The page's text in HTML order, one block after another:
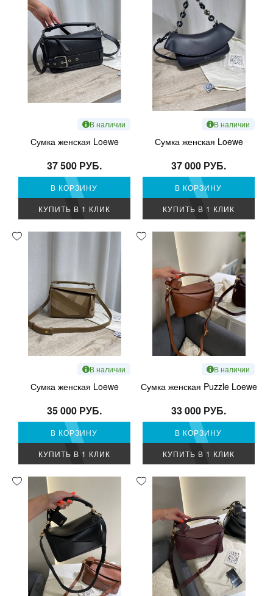
В наличии
Сумка женская Loewe
37 500 РУБ.
В КОРЗИНУ
КУПИТЬ В 1 КЛИК
В наличии
Сумка женская Loewe
37 000 РУБ.
В КОРЗИНУ
КУПИТЬ В 1 КЛИК
В наличии
Сумка женская Loewe
35 000 РУБ.
В КОРЗИНУ
КУПИТЬ В 1 КЛИК
В наличии
Сумка женская Puzzle Loewe
33 000 РУБ.
В КОРЗИНУ
КУПИТЬ В 1 КЛИК